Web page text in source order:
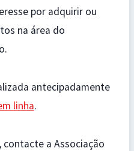
por adquirir ou
na área do
antecipadamente
linha.
contacte a Associação